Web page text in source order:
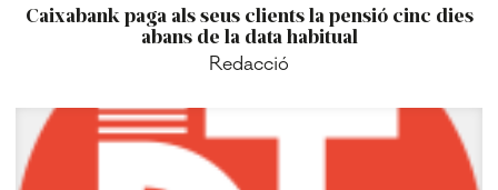
Caixabank paga als seus clients la pensió cinc dies
abans de la data habitual
Redacció